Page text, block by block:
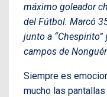
máximo goleador
del Fútbol. Marcó
junto a
campos de
Siempre es
mucho las